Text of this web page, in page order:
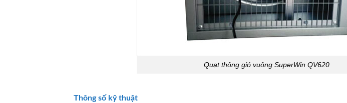
Quạt thông gió vuông SuperWin QV620
Thông số kỹ thuật